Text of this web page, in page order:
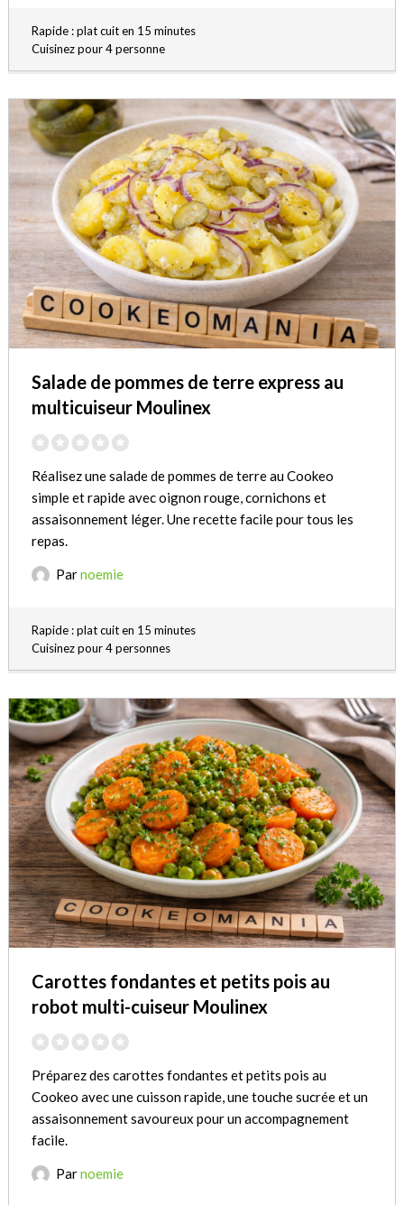
Rapide : plat cuit en 15 minutes
Cuisinez pour 4 personne
Salade de pommes de terre express au
multicuiseur Moulinex
Réalisez une salade de pommes de terre au Cookeo
simple et rapide avec oignon rouge, cornichons et
assaisonnement léger. Une recette facile pour tous les
repas.
Parnoemie
Rapide : plat cuit en 15 minutes
Cuisinez pour 4 personnes
Carottes fondantes et petits pois au
robot multi-cuiseur Moulinex
Préparez des carottes fondantes et petits pois au
Cookeo avec une cuisson rapide, une touche sucrée et un
assaisonnement savoureux pour un accompagnement
facile.
Parnoemie